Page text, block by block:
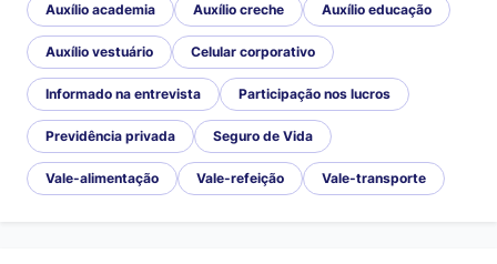
Auxílio academia Auxílio creche Auxílio educação
Auxílio vestuário Celular corporativo
Informado na entrevista Participação nos lucros
Previdência privada Seguro de Vida
Vale-alimentação Vale-refeição Vale-transporte